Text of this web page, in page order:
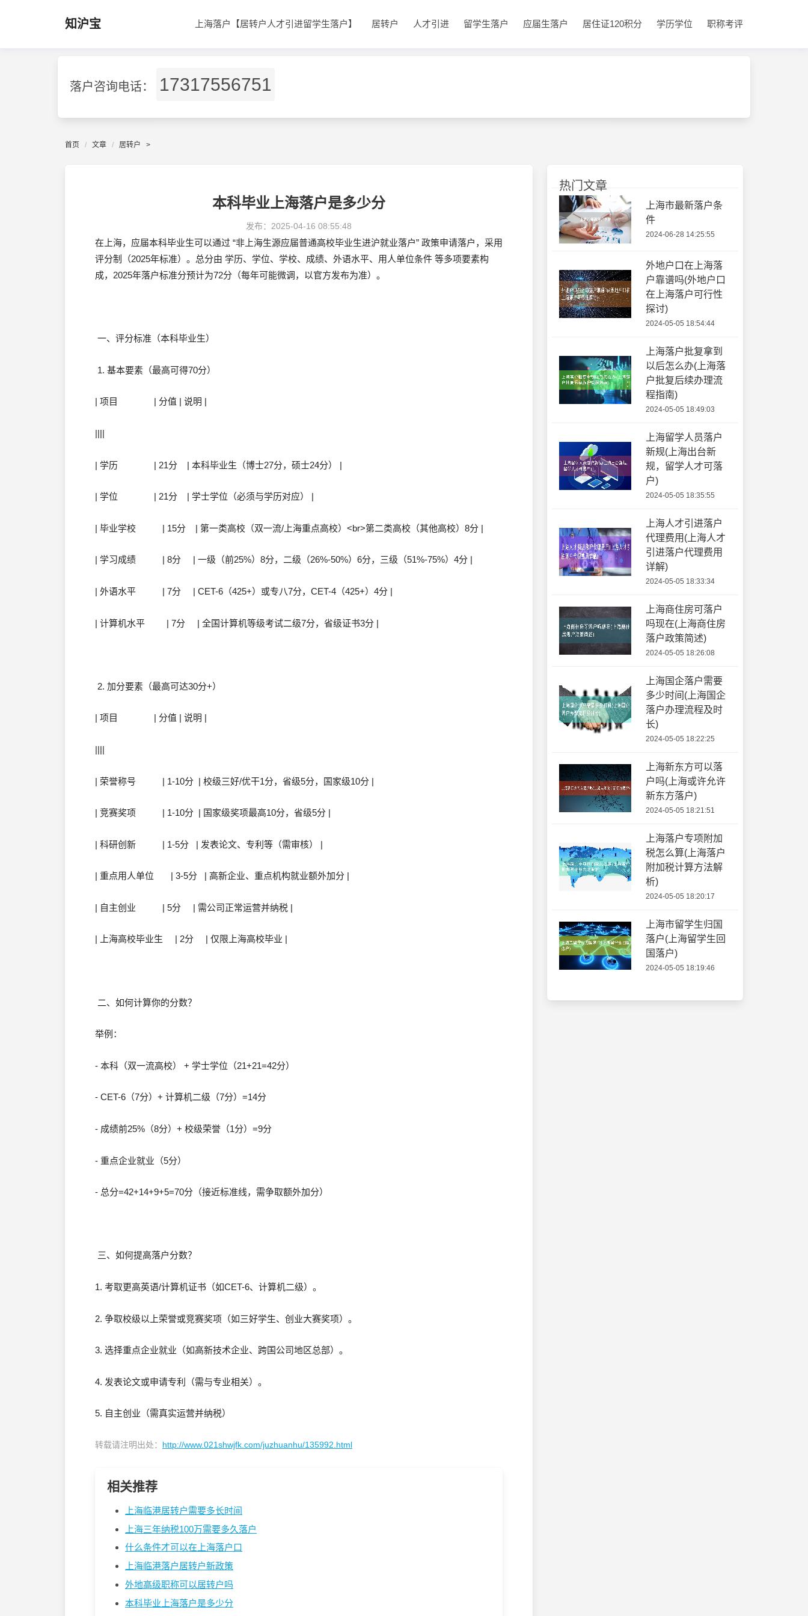
知沪宝 上海落户【居转户人才引进留学生落户】 居转户 人才引进 留学生落户 应届生落户 居住证120积分 学历学位 职称考评
落户咨询电话： 17317556751
首页 文章 居转户 >
本科毕业上海落户是多少分
发布： 2025-04-16 08:55:48
在上海，应届本科毕业生可以通过 “非上海生源应届普通高校毕业生进沪就业落户” 政策申请落户，采用
评分制（2025年标准）。总分由 学历、学位、学校、成绩、外语水平、用人单位条件 等多项要素构
成，2025年落户标准分预计为72分（每年可能微调，以官方发布为准）。
一、评分标准（本科毕业生）
1. 基本要素（最高可得70分）
| 项目 | 分值 | 说明 |
||||
| 学历 | 21分 | 本科毕业生（博士27分，硕士24分） |
| 学位 | 21分 | 学士学位（必须与学历对应） |
| 毕业学校 | 15分 | 第一类高校（双一流/上海重点高校）<br>第二类高校（其他高校）8分 |
| 学习成绩 | 8分 | 一级（前25%）8分，二级（26%-50%）6分，三级（51%-75%）4分 |
| 外语水平 | 7分 | CET-6（425+）或专八7分，CET-4（425+）4分 |
| 计算机水平 | 7分 | 全国计算机等级考试二级7分，省级证书3分 |
2. 加分要素（最高可达30分+）
| 项目 | 分值 | 说明 |
||||
| 荣誉称号 | 1-10分 | 校级三好/优干1分，省级5分，国家级10分 |
| 竞赛奖项 | 1-10分 | 国家级奖项最高10分，省级5分 |
| 科研创新 | 1-5分 | 发表论文、专利等（需审核） |
| 重点用人单位 | 3-5分 | 高新企业、重点机构就业额外加分 |
| 自主创业 | 5分 | 需公司正常运营并纳税 |
| 上海高校毕业生 | 2分 | 仅限上海高校毕业 |
二、如何计算你的分数？
举例：
- 本科（双一流高校） + 学士学位（21+21=42分）
- CET-6（7分）+ 计算机二级（7分）=14分
- 成绩前25%（8分）+ 校级荣誉（1分）=9分
- 重点企业就业（5分）
- 总分=42+14+9+5=70分（接近标准线，需争取额外加分）
三、如何提高落户分数？
1. 考取更高英语/计算机证书（如CET-6、计算机二级）。
2. 争取校级以上荣誉或竞赛奖项（如三好学生、创业大赛奖项）。
3. 选择重点企业就业（如高新技术企业、跨国公司地区总部）。
4. 发表论文或申请专利（需与专业相关）。
5. 自主创业（需真实运营并纳税）
转载请注明出处： http://www.021shwjfk.com/juzhuanhu/135992.html
相关推荐
上海临港居转户需要多长时间
上海三年纳税100万需要多久落户
什么条件才可以在上海落户口
上海临港落户居转户新政策
外地高级职称可以居转户吗
本科毕业上海落户是多少分
热门文章
上海市最新落户条
件
2024-06-28 14:25:55
外地户口在上海落
户靠谱吗(外地户口
在上海落户可行性
探讨)
2024-05-05 18:54:44
上海落户批复拿到
以后怎么办(上海落
户批复后续办理流
程指南)
2024-05-05 18:49:03
上海留学人员落户
新规(上海出台新
规，留学人才可落
户)
2024-05-05 18:35:55
上海人才引进落户
代理费用(上海人才
引进落户代理费用
详解)
2024-05-05 18:33:34
上海商住房可落户
吗现在(上海商住房
落户政策简述)
2024-05-05 18:26:08
上海国企落户需要
多少时间(上海国企
落户办理流程及时
长)
2024-05-05 18:22:25
上海新东方可以落
户吗(上海或许允许
新东方落户)
2024-05-05 18:21:51
上海落户专项附加
税怎么算(上海落户
附加税计算方法解
析)
2024-05-05 18:20:17
上海市留学生归国
落户(上海留学生回
国落户)
2024-05-05 18:19:46